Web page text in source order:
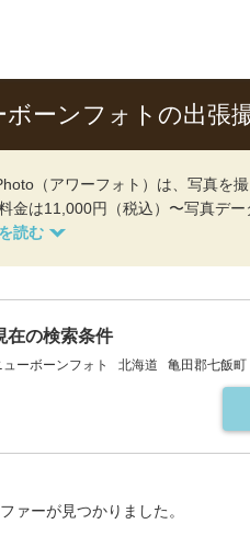
ーンフォトの出張
（アワーフォト）は、写真を
金は11,000円（税込）〜写真デ
在の検索条件
ューボーンフォト 北海道 亀田郡七飯町
ァーが見つかりました。